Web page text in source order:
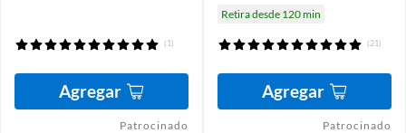
(1)
Agregar
Patrocinado
Retira desde 120 min
(21)
Agregar
Patrocinado